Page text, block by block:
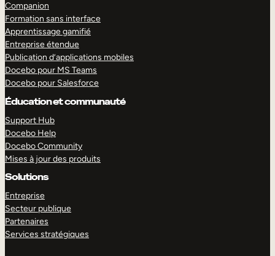
Companion
Formation sans interface
Apprentissage gamifié
Entreprise étendue
Publication d’applications mobiles
Docebo pour MS Teams
Docebo pour Salesforce
Éducation et communauté
Support Hub
Docebo Help
Docebo Community
Mises à jour des produits
Solutions
Entreprise
Secteur publique
Partenaires
Services stratégiques